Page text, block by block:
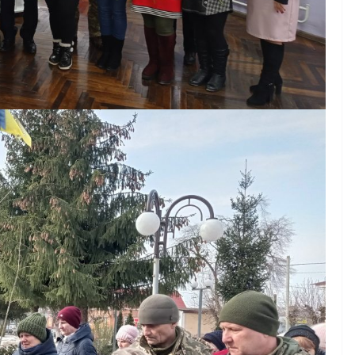
Як отримати
компенсацію за
товари, придбані для
ветеранського бізнесу